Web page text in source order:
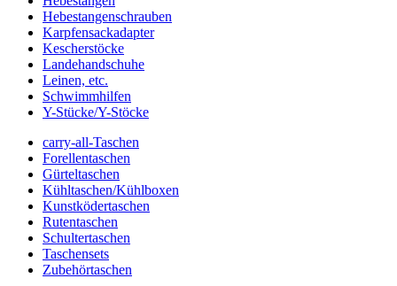
Hebestangenschrauben
Karpfensackadapter
Kescherstöcke
Landehandschuhe
Leinen, etc.
Schwimmhilfen
Y-Stücke/Y-Stöcke
carry-all-Taschen
Forellentaschen
Gürteltaschen
Kühltaschen/Kühlboxen
Kunstködertaschen
Rutentaschen
Schultertaschen
Taschensets
Zubehörtaschen